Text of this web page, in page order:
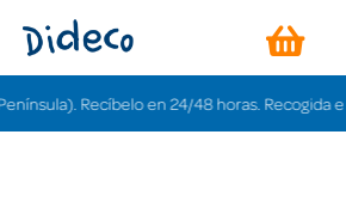
Recíbelo en 24/48 horas. Recogida en